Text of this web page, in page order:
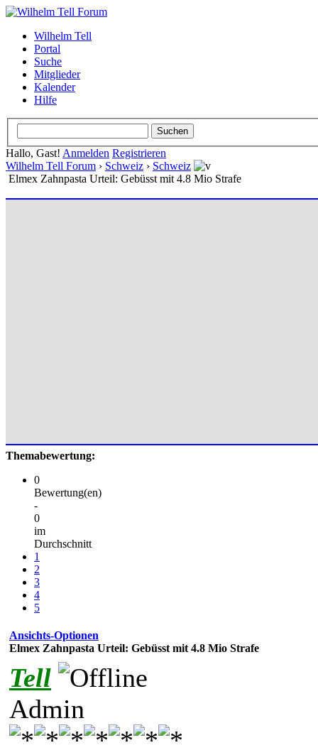
Wilhelm Tell
Portal
Suche
Mitglieder
Kalender
Hilfe
Hallo, Gast! Anmelden Registrieren
Wilhelm Tell Forum › Schweiz › Schweiz
Elmex Zahnpasta Urteil: Gebüsst mit 4.8 Mio Strafe
Themabewertung:
0
Bewertung(en)
-
0
im
Durchschnitt
1
2
3
4
5
Ansichts-Optionen
Elmex Zahnpasta Urteil: Gebüsst mit 4.8 Mio Strafe
Tell
Admin